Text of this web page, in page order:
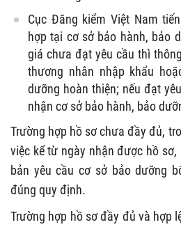
Cục Đăng kiểm Việt Nam
hợp tại cơ sở bảo hành, bảo
giá chưa đạt yêu cầu thì
thương nhân nhập khẩu
dưỡng hoàn thiện; nếu đạt
nhận cơ sở bảo hành, bảo
Trường hợp hồ sơ chưa đầy đủ,
việc kể từ ngày nhận được hồ sơ,
bản yêu cầu cơ sở bảo dưỡng
đúng quy định.
Trường hợp hồ sơ đầy đủ và hợp